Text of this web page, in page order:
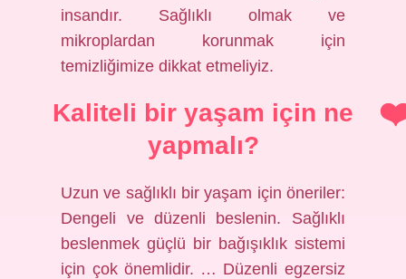
insandır. Sağlıklı olmak ve
mikroplardan korunmak için
temizliğimize dikkat etmeliyiz.
Kaliteli bir yaşam için ne
yapmalı?
Uzun ve sağlıklı bir yaşam için öneriler:
Dengeli ve düzenli beslenin. Sağlıklı
beslenmek güçlü bir bağışıklık sistemi
için çok önemlidir. … Düzenli egzersiz